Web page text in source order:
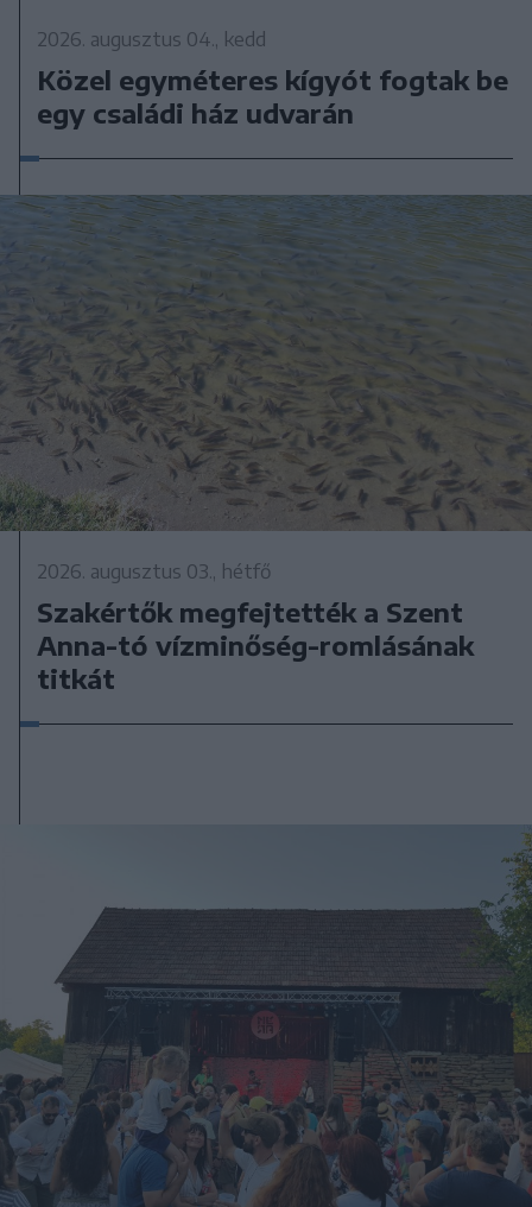
2026. augusztus 04., kedd
Közel egyméteres kígyót fogtak be
egy családi ház udvarán
2026. augusztus 03., hétfő
Szakértők megfejtették a Szent
Anna-tó vízminőség-romlásának
titkát